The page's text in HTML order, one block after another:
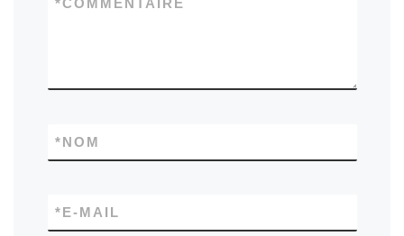
COMMENTAIRE
*
NOM
*
E-MAIL
*